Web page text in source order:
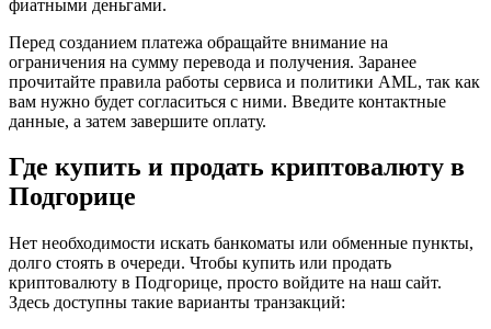
фиатными деньгами.
Перед созданием платежа обращайте внимание на
ограничения на сумму перевода и получения. Заранее
прочитайте правила работы сервиса и политики AML, так как
вам нужно будет согласиться с ними. Введите контактные
данные, а затем завершите оплату.
Где купить и продать криптовалюту в
Подгорице
Нет необходимости искать банкоматы или обменные пункты,
долго стоять в очереди. Чтобы купить или продать
криптовалюту в Подгорице, просто войдите на наш сайт.
Здесь доступны такие варианты транзакций: